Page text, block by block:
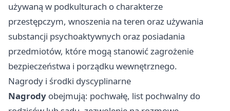
używaną w podkulturach o charakterze
przestępczym, wnoszenia na teren oraz używania
substancji psychoaktywnych oraz posiadania
przedmiotów, które mogą stanowić zagrożenie
bezpieczeństwa i porządku wewnętrznego.
Nagrody i środki dyscyplinarne
Nagrody obejmują: pochwałę, list pochwalny do